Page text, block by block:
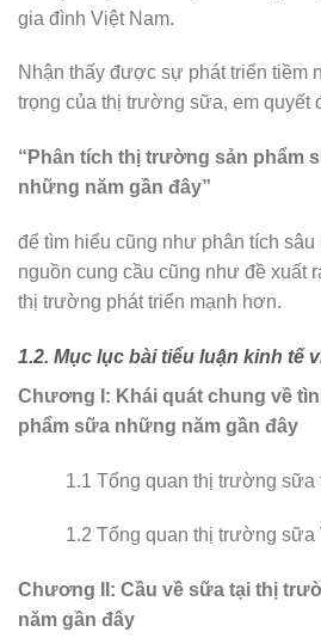
gia đình Việt Nam.
Nhận thấy được sự phát triển tiềm
trọng của thị trường sữa, em quyết
“Phân tích thị trường sản phẩm
những năm gần đây”
để tìm hiểu cũng như phân tích
nguồn cung cầu cũng như đề xuất
thị trường phát triển mạnh hơn.
1.2. Mục lục bài tiểu luận kinh tế
Chương I: Khái quát chung về
phẩm sữa những năm gần đây
1.1 Tổng quan thị trường sữa
1.2 Tổng quan thị trường sữa
Chương II: Cầu về sữa tại thị
năm gần đây